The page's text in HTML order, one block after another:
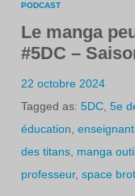
PODCAST
Le manga
#5DC –
22 octobre 2024
Tagged as: 5DC, 5e
éducation enseignant,
des titans, manga
professeur, space